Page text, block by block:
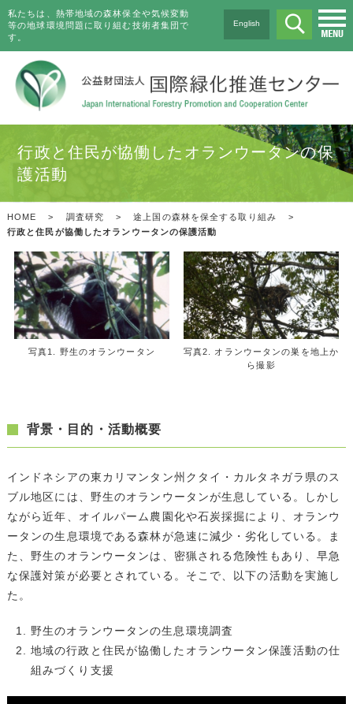
私たちは、熱帯地域の森林保全や気候変動
等の地球環境問題に取り組む技術者集団で
す。
English
行政と住民が協働したオランウータンの保
護活動
HOME > 調査研究 > 途上国の森林を保全する取り組み
>
行政と住民が協働したオランウータンの保護活動
写真1. 野生のオランウータン
写真2. オランウータンの巣を地上か
ら撮影
背景・目的・活動概要
インドネシアの東カリマンタン州クタイ・カルタネガラ県のス
ブル地区には、野生のオランウータンが生息している。しかし
ながら近年、オイルパーム農園化や石炭採掘により、オランウ
ータンの生息環境である森林が急速に減少・劣化している。ま
た、野生のオランウータンは、密猟される危険性もあり、早急
な保護対策が必要とされている。そこで、以下の活動を実施し
た。
野生のオランウータンの生息環境調査
地域の行政と住民が協働したオランウータン保護活動の仕
組みづくり支援